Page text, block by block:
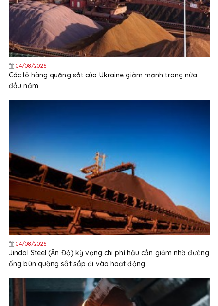
04/08/2026
Các lô hàng quặng sắt của Ukraine giảm mạnh trong nửa
đầu năm
04/08/2026
Jindal Steel (Ấn Độ) kỳ vọng chi phí hậu cần giảm nhờ đường
ống bùn quặng sắt sắp đi vào hoạt động